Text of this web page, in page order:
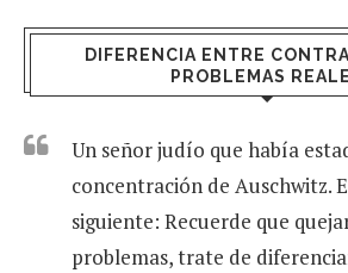
DIFERENCIA ENTRE
PROBLEMAS
Un señor judío que había
concentración de Auschwitz.
siguiente: Recuerde que
problemas, trate de